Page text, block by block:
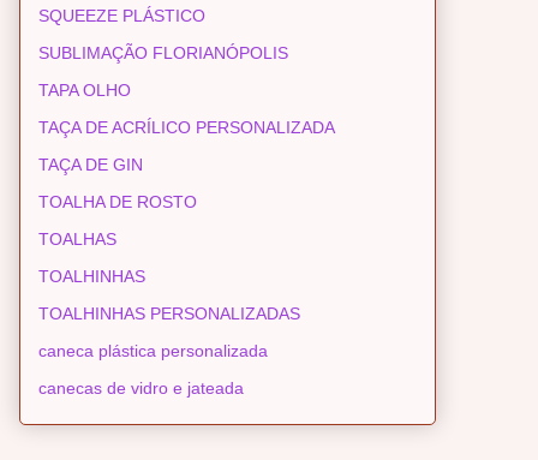
SQUEEZE PLÁSTICO
SUBLIMAÇÃO FLORIANÓPOLIS
TAPA OLHO
TAÇA DE ACRÍLICO PERSONALIZADA
TAÇA DE GIN
TOALHA DE ROSTO
TOALHAS
TOALHINHAS
TOALHINHAS PERSONALIZADAS
caneca plástica personalizada
canecas de vidro e jateada